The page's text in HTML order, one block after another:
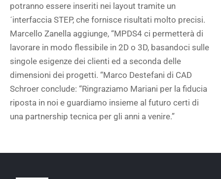
potranno essere inseriti nei layout tramite un
´interfaccia STEP, che fornisce risultati molto precisi.
Marcello Zanella aggiunge, “MPDS4 ci permetterà di
lavorare in modo flessibile in 2D o 3D, basandoci sulle
singole esigenze dei clienti ed a seconda delle
dimensioni dei progetti. “Marco Destefani di CAD
Schroer conclude: “Ringraziamo Mariani per la fiducia
riposta in noi e guardiamo insieme al futuro certi di
una partnership tecnica per gli anni a venire.”